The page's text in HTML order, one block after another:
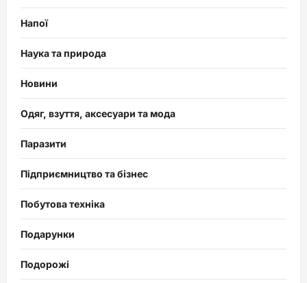
Напої
Наука та природа
Новини
Одяг, взуття, аксесуари та мода
Паразити
Підприємництво та бізнес
Побутова техніка
Подарунки
Подорожі